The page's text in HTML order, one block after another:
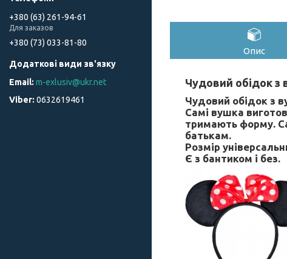
Опис
Чудовий обідок з
Чудовий обідок з
Самі вушка
тримають форму.
батькам.
Розмір
Є з бантиком і без.
+380 (63) 261-94-61
Для заказов
+380 (73) 033-81-80
m-exlusiv@ukr.net
0632619461